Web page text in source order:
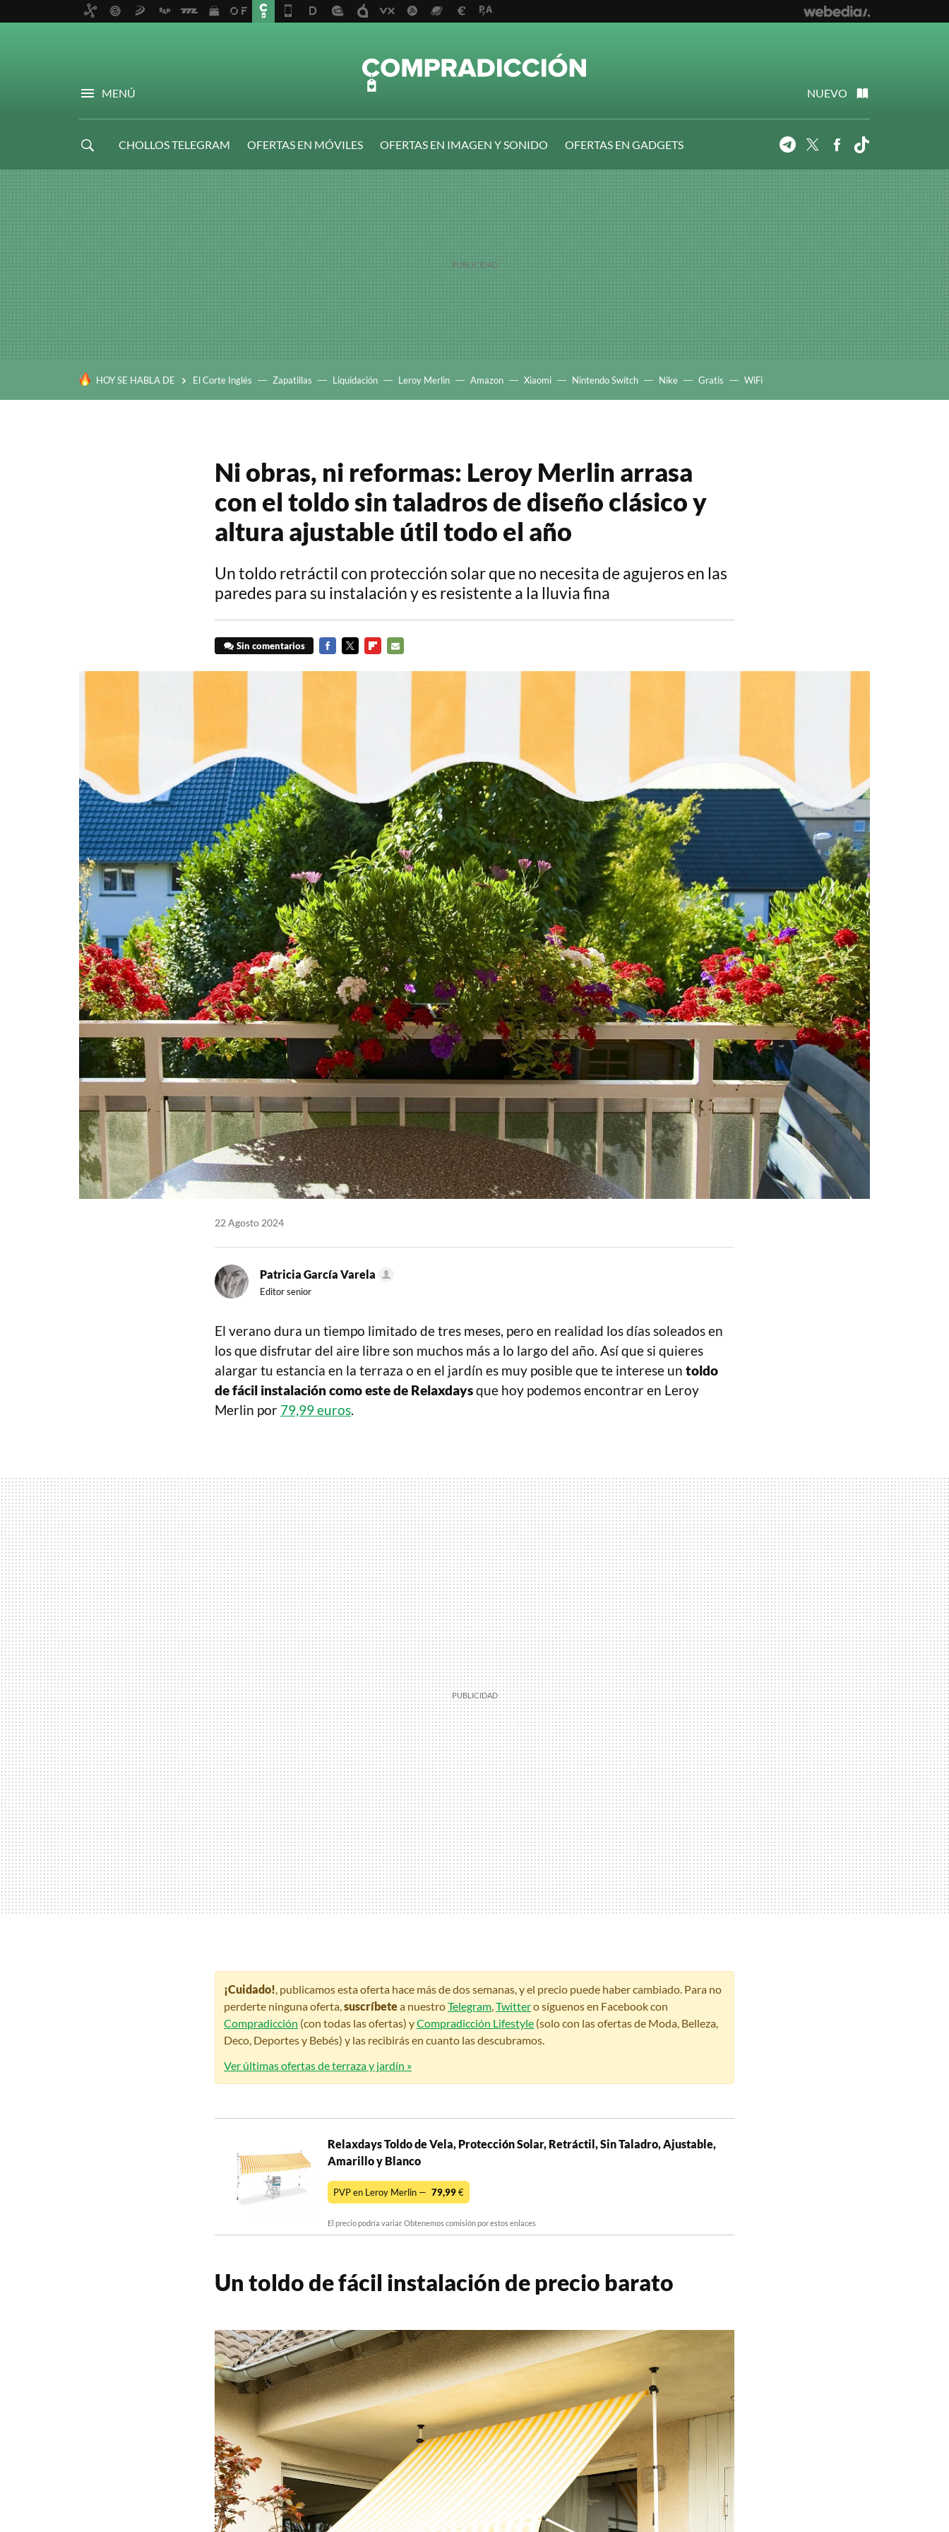
MENÚ NUEVO
CHOLLOS TELEGRAM OFERTAS EN MÓVILES OFERTAS EN IMAGEN Y SONIDO
OFERTAS EN GADGETS
TelegramTwitterFacebook
HOY SE HABLA DE El Corte Inglés Zapatillas Liquidación Leroy Merlin Amazon Xiaomi Nintendo Switch Nike Gratis WiFi
Ni obras, ni reformas: Leroy Merlin arrasa
con el toldo sin taladros de diseño clásico y
altura ajustable útil todo el año
Un toldo retráctil con protección solar que no necesita de agujeros en las
paredes para su instalación y es resistente a la lluvia fina
Sin comentarios
22 Agosto 2024
Patricia García Varela
Editor senior
El verano dura un tiempo limitado de tres meses, pero en realidad los días soleados en
los que disfrutar del aire libre son muchos más a lo largo del año. Así que si quieres
alargar tu estancia en la terraza o en el jardín es muy posible que te interese un toldo
de fácil instalación como este de Relaxdaysque hoy podemos encontrar en Leroy
Merlin por 79,99 euros.
¡Cuidado! , publicamos esta oferta hace más de dos semanas, y el precio puede haber cambiado. Para no
perderte ninguna oferta, suscríbetea nuestroTelegram Twittero síguenos en Facebook con
Compradicción (con todas las ofertas) yCompradicción Lifestyle (solo con las ofertas de Moda, Belleza,
Deco, Deportes y Bebés) y las recibirás en cuanto las descubramos.
Ver últimas ofertas de terraza y jardín »
Relaxdays Toldo de Vela, Protección Solar, Retráctil, Sin Taladro, Ajustable,
Amarillo y Blanco
PVP en Leroy Merlin — 79,99€
El precio podría variar. Obtenemos comisión por estos enlaces
Un toldo de fácil instalación de precio barato